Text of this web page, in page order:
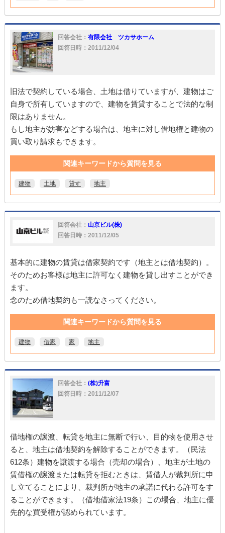
回答会社： 有限会社 ツカサホーム
回答日時：2011/12/04
旧法で契約している場合、土地は借りていますが、建物はご
自身で所有していますので、建物を賃貸することで法的な制
限はありません。
もし地主が妨害などする場合は、地主に対し借地権と建物の
買い取り請求もできます。
関連キーワードから質問を見る
建物 土地 貸す 地主
回答会社： 山京ビル(株)
回答日時：2011/12/05
基本的に建物の賃貸は借家契約です（地主とは借地契約）。
そのためお客様は地主に許可なく建物を貸し出すことができ
ます。
念のため借地契約も一読なさってください。
関連キーワードから質問を見る
建物 借家 家 地主
回答会社： (株)升富
回答日時：2011/12/07
借地権の譲渡、転貸を地主に無断で行い、目的物を使用させ
ると、地主は借地契約を解除することができます。（民法
612条）建物を譲渡する場合（売却の場合）、地主が土地の
賃借権の譲渡または転貸を拒むときは、賃借人が裁判所に申
し立てることにより、裁判所が地主の承諾に代わる許可をす
ることができます。（借地借家法19条）この場合、地主に優
先的な買受権が認められています。